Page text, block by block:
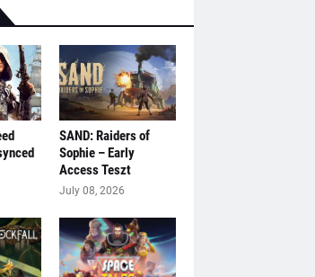
SAND: Raiders of
Sophie – Early
Access Teszt
July 08, 2026